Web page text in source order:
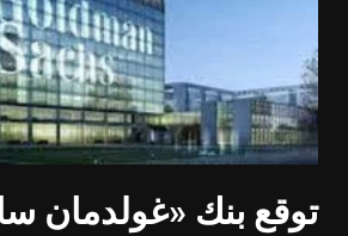
توقع بنك «غولدمان